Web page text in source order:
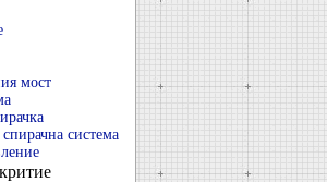
мост
система